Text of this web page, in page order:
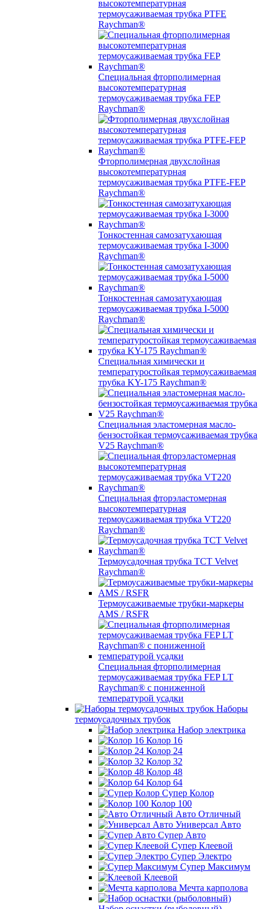
высокотемпературная
термоусаживаемая трубка PTFE
Raychman®
Специальная фторполимерная
высокотемпературная
термоусаживаемая трубка FEP
Raychman®
Фторполимерная двухслойная
высокотемпературная
термоусаживаемая трубка PTFE-FEP
Raychman®
Тонкостенная самозатухающая
термоусаживаемая трубка I-3000
Raychman®
Тонкостенная самозатухающая
термоусаживаемая трубка I-5000
Raychman®
Специальная химически и
температуростойкая термоусаживаемая
трубка KY-175 Raychman®
Специальная эластомерная масло-
бензостойкая термоусаживаемая трубка
V25 Raychman®
Специальная фторэластомерная
высокотемпературная
термоусаживаемая трубка VT220
Raychman®
Термоусадочная трубка TCT Velvet
Raychman®
Термоусаживаемые трубки-маркеры
AMS / RSFR
Специальная фторполимерная
термоусаживаемая трубка FEP LT
Raychman® с пониженной
температурой усадки
Наборы
термоусадочных трубок
Набор электрика
Колор 16
Колор 24
Колор 32
Колор 48
Колор 64
Супер Колор
Колор 100
Авто Отличный
Универсал Авто
Супер Авто
Супер Клеевой
Супер Электро
Супер Максимум
Клеевой
Мечта карполова